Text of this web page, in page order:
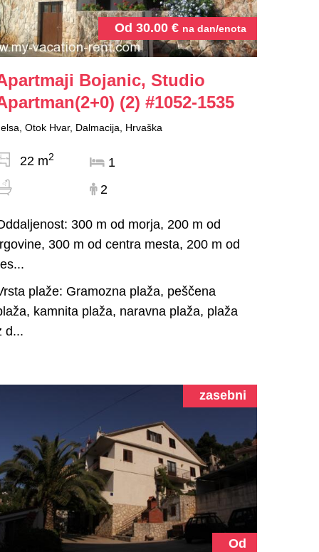
Od 30.00€ na dan/enota
Bojanic, Studio
(2) #1052-1535
Otok Hvar, Dalmacija, Hrvaška
22 m2
1
2
300 m od morja, 200 m od
300 m od centra mesta, 200 m od
plaže: Gramozna plaža, peščena
kamnita plaža, naravna plaža, plaža
d...
Od
zasebni